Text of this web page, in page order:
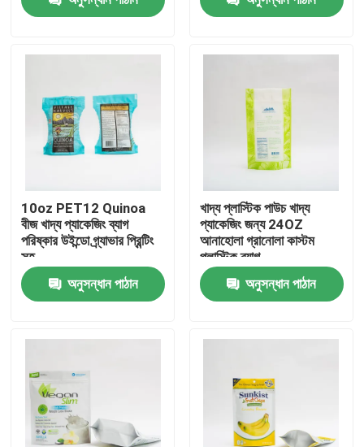
কারখানা ভ্রমণ
আমাদের সাথে যোগাযোগ করুন
সব ক্ষেত্রেই
খাদ্য প্যাকেজিং ব্যাগ
কফি প্যাকেজিং ব্যাগ
10oz PET12 Quinoa
বীজ খাদ্য প্যাকেজিং ব্যাগ
পরিষ্কার উইন্ডো গ্র্যাভার প্রিন্টিং
সহ
অনুসন্ধান পাঠান
খাদ্য প্লাস্টিক পাউচ খাদ্য
প্যাকেজিং জন্য 24OZ
আনাহোলা গ্রানোলা কাস্টম
প্লাস্টিক ব্যাগ
অনুসন্ধান পাঠান